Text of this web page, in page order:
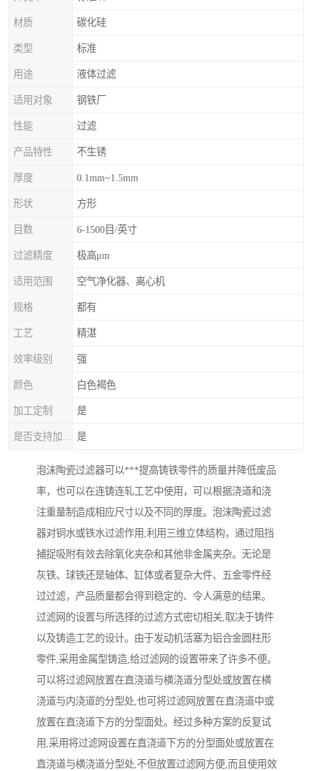
材质 碳化硅
类型 标准
用途 液体过滤
适用对象 钢铁厂
性能 过滤
产品特性 不生锈
厚度 0.1mm~1.5mm
形状 方形
目数 6-1500目/英寸
过滤精度 极高μm
适用范围 空气净化器、离心机
规格 都有
工艺 精湛
效率级别 强
颜色 白色褐色
加工定制 是
是
泡沫陶瓷过滤器可以***提高铸铁零件的质量并降低废品
率，也可以在连铸连轧工艺中使用，可以根据浇道和浇
注重量制造成相应尺寸以及不同的厚度。泡沫陶瓷过滤
器对铜水或铁水过滤作用,利用三维立体结构，通过阻挡
捕捉吸附有效去除氧化夹杂和其他非金属夹杂。无论是
灰铁、球铁还是轴体、缸体或者复杂大件、五金零件经
过过滤，产品质量都会得到稳定的、令人满意的结果。
过滤网的设置与所选择的过滤方式密切相关,取决于铸件
以及铸造工艺的设计。由于发动机活塞为铝合金圆柱形
零件,采用金属型铸造,给过滤网的设置带来了许多不便。
可以将过滤网放置在直浇道与横浇道分型处或放置在横
浇道与内浇道的分型处,也可将过滤网放置在直浇道中或
放置在直浇道下方的分型面处。经过多种方案的反复试
用,采用将过滤网设置在直浇道下方的分型面处或放置在
直浇道与横浇道分型处,不但放置过滤网方便,而且使用效